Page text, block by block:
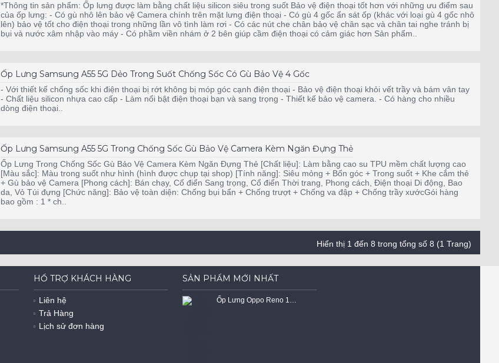
*Thông tin sản phẩm: Ốp lưng được làm bằng chất liệu silicon siêu trong suốt Bảo vệ điện thoại tốt hơn với những ưu điểm sau
của ốp lưng: - Có gù nhô lên bảo vệ Camera chính trên mặt lưng điện thoại - Có gù 4 gốc ẩn sát ốp (khác với loại gù 4 gốc nhô
lên) bảo vệ tốt cho điện thoại trong những lần vô tình làm rơi - Có các nút che chân bảo vệ chân sạc và chân tai nghe tránh bị
bụi và nước xâm nhập vào máy - Có phầm viền nhám ở 2 bên giúp cầm điện thoại có cảm giác hơn Sản phẩm..
Ốp Lưng Samsung A55 5G Dẻo Trong Suốt Chống Sốc Có Gù Bảo Vệ 4 Gốc
- Với thiết kế chống sốc khi điện thoại bị rớt không bị móp góc cạnh điện thoại - Bảo vệ điện thoại khỏi vết trầy và bám vân tay
- Chất liệu silicon nhựa cao cấp - Làm nổi bật điện thoại bạn và sang trọng - Thiết kế bảo vệ camera. - Có hàng cho nhiều
dòng điện thoại..
Ốp Lưng Samsung A55 5G Trong Chống Sốc Gù Bảo Vệ Camera Kèm Ngăn Đựng Thẻ
Ốp Lưng Trong Chống Sốc Gù Bảo Vệ Camera Kèm Ngăn Đựng Thẻ [Chất liệu]: Làm bằng cao su TPU mềm chất lượng cao
[Màu sắc]: Màu trong suốt như hình (hình được chụp tại shop) [Tính năng]: Siêu mỏng + Bốn góc + Trong suốt + Khe cắm thẻ
+ Gù bảo vệ Camera [Phong cách]: Bán chạy, Cổ điển Sang trọng, Cổ điển Thời trang, Phong cách, Điện thoại Di động, Bao
da, Vỏ Túi đựng [Chức năng]: Bảo vệ toàn diện: Chống bụi bẩn + Chống trượt + Chống va đập + Chống trầy xướcGói hàng
bao gồm : 1 * ch..
Hiển thị 1 đến 8 trong tổng số 8 (1 Trang)
HỔ TRỢ KHÁCH HÀNG
Liên hệ
Trả Hàng
Lịch sử đơn hàng
SẢN PHẨM MỚI NHẤT
Ốp Lưng Oppo Reno 15F 5G Dẻo Trong Suốt Chống Sốc Có Gù Bảo Vệ 4 Gốc